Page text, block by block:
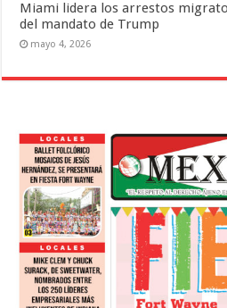
Miami lidera los arrestos
del mandato de Trump
mayo 4, 2026